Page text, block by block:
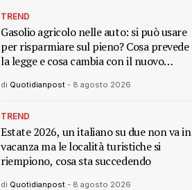
TREND
Gasolio agricolo nelle auto: si può usare
per risparmiare sul pieno? Cosa prevede
la legge e cosa cambia con il nuovo
di Quotidianpost - 8 agosto 2026
TREND
Estate 2026, un italiano su due non va in
vacanza ma le località turistiche si
riempiono, cosa sta succedendo
di Quotidianpost - 8 agosto 2026